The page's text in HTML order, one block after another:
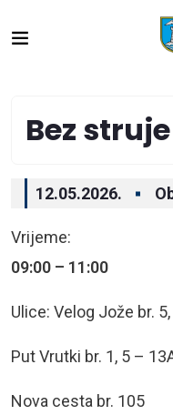
Bez
12.05.2026.
Vrijeme:
09:00 – 11:00
Ulice: Velog Jože br. 5,
Put Vrutki br. 1, 5 –
Nova cesta br. 105